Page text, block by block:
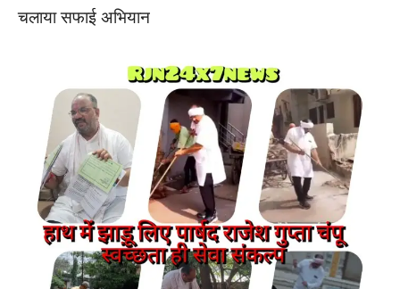
चलाया सफाई अभियान